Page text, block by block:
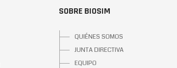
SOBRE BIOSIM
QUIÉNES SOMOS
JUNTA DIRECTIVA
EQUIPO